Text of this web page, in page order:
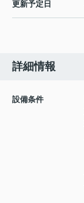
更新予定日
詳細情報
設備条件